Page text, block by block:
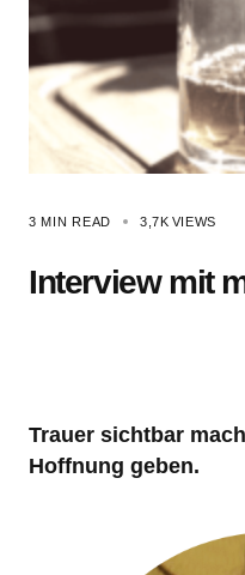
3 MIN READ 3,7K VIEWS
Interview mit
Trauer sichtbar
Hoffnung geben.